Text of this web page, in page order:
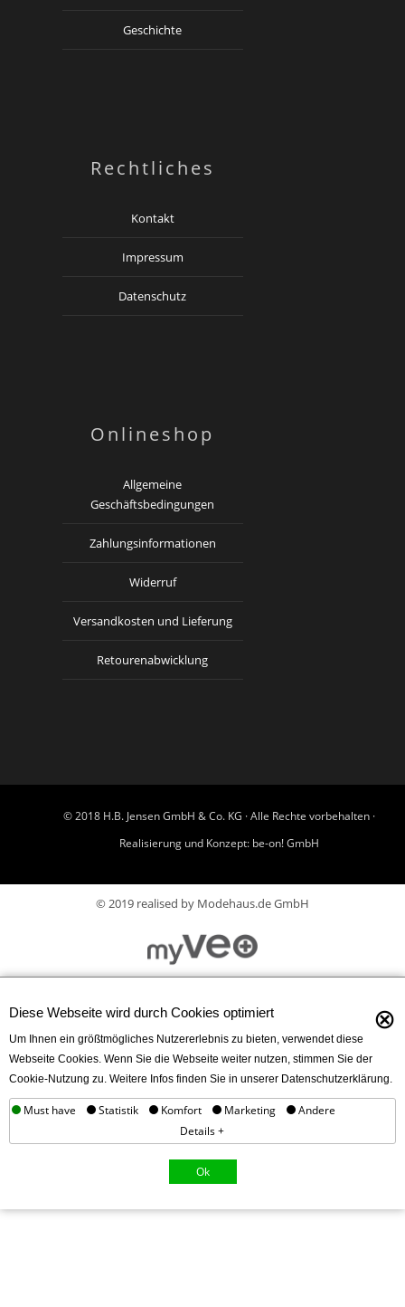
Geschichte
Rechtliches
Kontakt
Impressum
Datenschutz
Onlineshop
Allgemeine
Geschäftsbedingungen
Zahlungsinformationen
Widerruf
Versandkosten und Lieferung
Retourenabwicklung
© 2018 H.B. Jensen GmbH & Co. KG · Alle Rechte vorbehalten ·
Realisierung und Konzept: be-on! GmbH
© 2019 realised by Modehaus.de GmbH
Diese Webseite wird durch Cookies optimiert ⊗
Um Ihnen ein größtmögliches Nutzererlebnis zu bieten, verwendet diese
Webseite Cookies. Wenn Sie die Webseite weiter nutzen, stimmen Sie der
Cookie-Nutzung zu. Weitere Infos finden Sie in unserer Datenschutzerklärung.
Must have Statistik Komfort Marketing
Andere
Details +
Ok